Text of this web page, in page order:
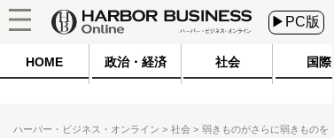
▶PC版
HOME 政治・経済 社会 国際
ハーバー・ビジネス・オンライン 社会
弱きものがさらに弱きものを